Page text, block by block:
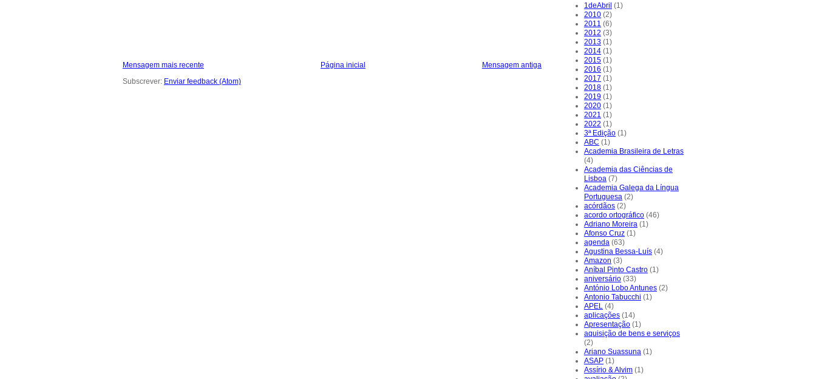
Mensagem mais recente Mensagem antiga
Página inicial
Subscrever: Enviar feedback (Atom)
1deAbril (1)
2010 (2)
2011 (6)
2012 (3)
2013 (1)
2014 (1)
2015 (1)
2016 (1)
2017 (1)
2018 (1)
2019 (1)
2020 (1)
2021 (1)
2022 (1)
3ª Edição (1)
ABC (1)
Academia Brasileira de Letras
(4)
Academia das Ciências de
Lisboa (7)
Academia Galega da Língua
Portuguesa (2)
acórdãos (2)
acordo ortográfico (46)
Adriano Moreira (1)
Afonso Cruz (1)
agenda (63)
Agustina Bessa-Luís (4)
Amazon (3)
Aníbal Pinto Castro (1)
aniversário (33)
António Lobo Antunes (2)
Antonio Tabucchi (1)
APEL (4)
aplicações (14)
Apresentação (1)
aquisição de bens e serviços
(2)
Ariano Suassuna (1)
ASAP (1)
Assírio & Alvim (1)